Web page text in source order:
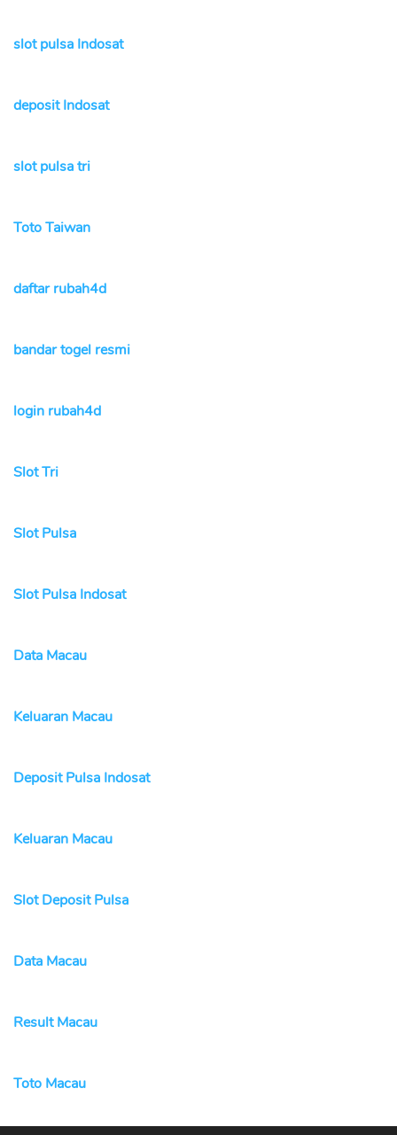
slot pulsa Indosat
deposit Indosat
slot pulsa tri
Toto Taiwan
daftar rubah4d
bandar togel resmi
login rubah4d
Slot Tri
Slot Pulsa
Slot Pulsa Indosat
Data Macau
Keluaran Macau
Deposit Pulsa Indosat
Keluaran Macau
Slot Deposit Pulsa
Data Macau
Result Macau
Toto Macau